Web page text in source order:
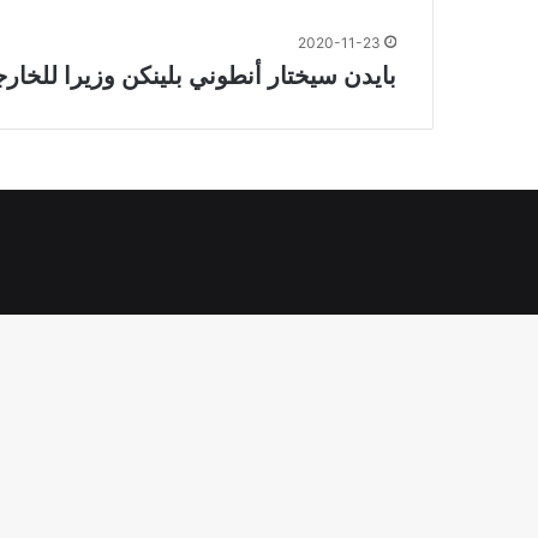
2020-11-23
بايدن سيختار أنطوني بلينكن وزيرا